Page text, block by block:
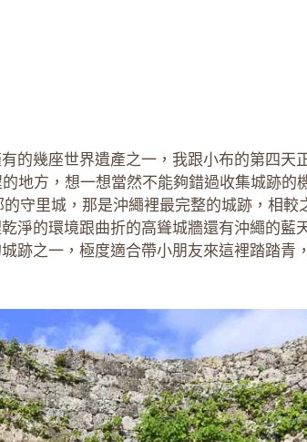
的幾座世界遺產之一，我跟小布的第四天
地方，想一想當然不能夠錯過收集城跡的
守里城，那是沖繩裡最完整的城跡，相較
淨的環境跟曲折的高聳城牆還有沖繩的藍
跡之一，極度適合帶小朋友來這裡踏踏青